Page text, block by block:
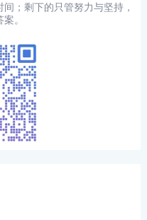
；剩下的只管努力与坚持，
。